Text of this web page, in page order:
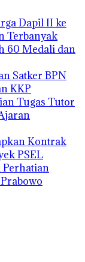
Dapil II ke
Terbanyak
60 Medali dan
Satker BPN
KKP
Tugas Tutor
Kontrak
PSEL
Perhatian